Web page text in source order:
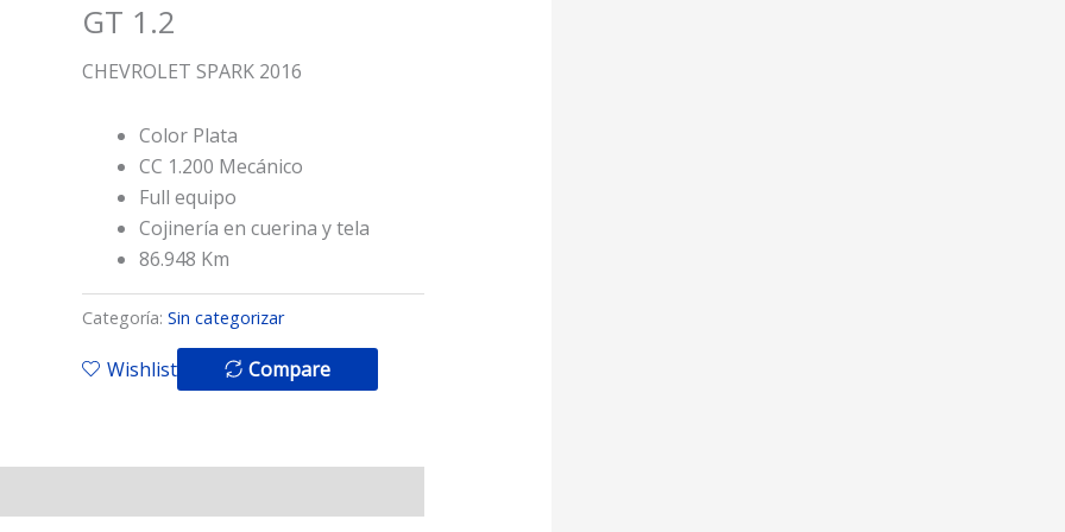
GT 1.2
CHEVROLET SPARK 2016
Color Plata
CC 1.200 Mecánico
Full equipo
Cojinería en cuerina y tela
86.948 Km
Categoría:Sin categorizar
Wishlist Compare